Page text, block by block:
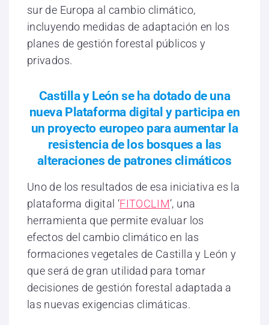
sur de Europa al cambio climático,
incluyendo medidas de adaptación en los
planes de gestión forestal públicos y
privados.
Castilla y León se ha dotado de una
nueva Plataforma digital y participa en
un proyecto europeo para aumentar la
resistencia de los bosques a las
alteraciones de patrones climáticos
Uno de los resultados de esa iniciativa es la
plataforma digital ‘FITOCLIM’, una
herramienta que permite evaluar los
efectos del cambio climático en las
formaciones vegetales de Castilla y León y
que será de gran utilidad para tomar
decisiones de gestión forestal adaptada a
las nuevas exigencias climáticas.